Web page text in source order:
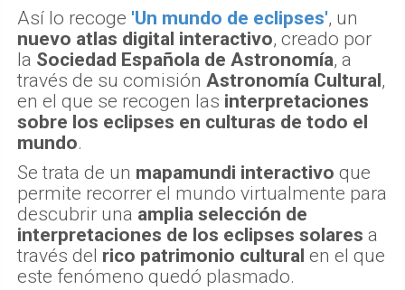
Así lo recoge 'Un mundo de eclipses', un
nuevo atlas digital interactivo, creado por
la Sociedad Española de Astronomía, a
través de su comisión Astronomía Cultural,
en el que se recogen las interpretaciones
sobre los eclipses en culturas de todo el
mundo.
Se trata de un mapamundi interactivo que
permite recorrer el mundo virtualmente para
descubrir una amplia selección de
interpretaciones de los eclipses solares a
través del rico patrimonio cultural en el que
este fenómeno quedó plasmado.